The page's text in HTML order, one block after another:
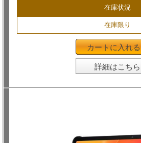
在庫状況
在庫限り
カートに入れる
詳細はこちら